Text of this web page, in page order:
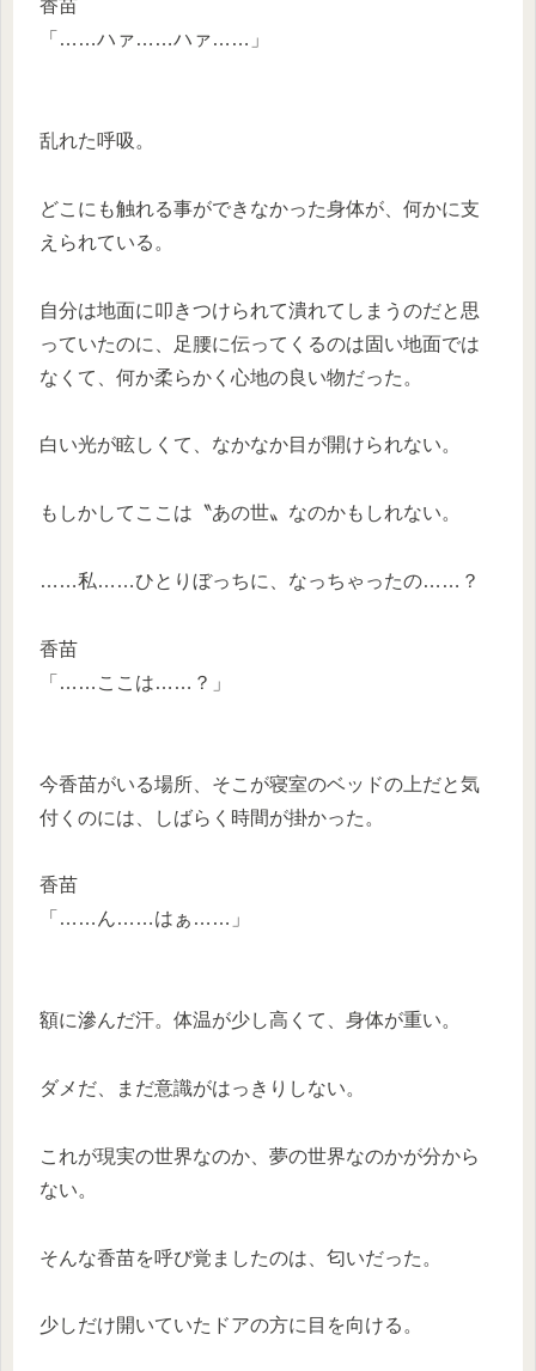
香苗
「……ハァ……ハァ……」
乱れた呼吸。
どこにも触れる事ができなかった身体が、何かに支
えられている。
自分は地面に叩きつけられて潰れてしまうのだと思
っていたのに、足腰に伝ってくるのは固い地面では
なくて、何か柔らかく心地の良い物だった。
白い光が眩しくて、なかなか目が開けられない。
もしかしてここは〝あの世〟なのかもしれない。
……私……ひとりぼっちに、なっちゃったの……？
香苗
「……ここは……？」
今香苗がいる場所、そこが寝室のベッドの上だと気
付くのには、しばらく時間が掛かった。
香苗
「……ん……はぁ……」
額に滲んだ汗。体温が少し高くて、身体が重い。
ダメだ、まだ意識がはっきりしない。
これが現実の世界なのか、夢の世界なのかが分から
ない。
そんな香苗を呼び覚ましたのは、匂いだった。
少しだけ開いていたドアの方に目を向ける。